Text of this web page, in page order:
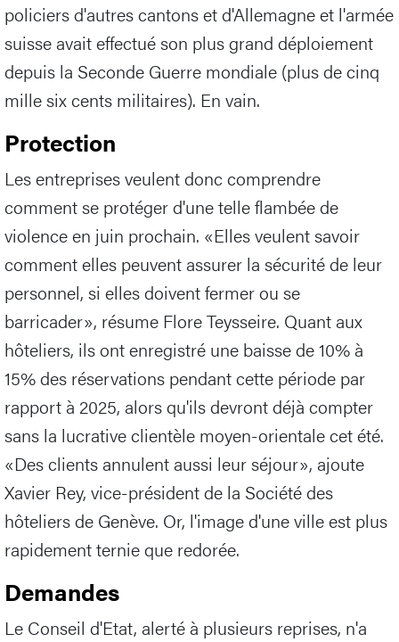
policiers d'autres cantons et d'Allemagne et l'armée
suisse avait effectué son plus grand déploiement
depuis la Seconde Guerre mondiale (plus de cinq
mille six cents militaires). En vain.
Protection
Les entreprises veulent donc comprendre
comment se protéger d'une telle flambée de
violence en juin prochain. «Elles veulent savoir
comment elles peuvent assurer la sécurité de leur
personnel, si elles doivent fermer ou se
barricader», résume Flore Teysseire. Quant aux
hôteliers, ils ont enregistré une baisse de 10% à
15% des réservations pendant cette période par
rapport à 2025, alors qu'ils devront déjà compter
sans la lucrative clientèle moyen-orientale cet été.
«Des clients annulent aussi leur séjour», ajoute
Xavier Rey, vice-président de la Société des
hôteliers de Genève. Or, l'image d'une ville est plus
rapidement ternie que redorée.
Demandes
Le Conseil d'Etat, alerté à plusieurs reprises, n'a